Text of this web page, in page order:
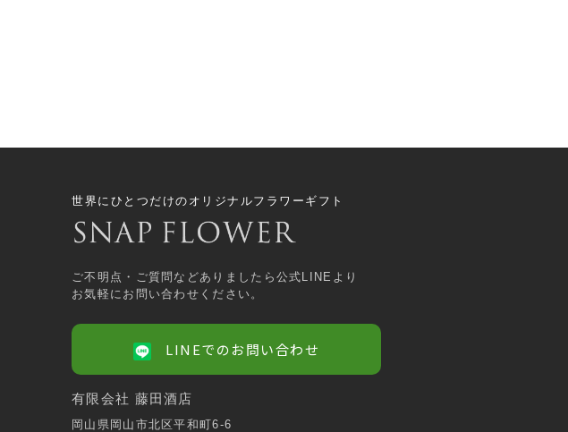
世界にひとつだけのオリジナルフラワーギフト
ご不明点・ご質問などありましたら公式LINEより
お気軽にお問い合わせください。
LINEでのお問い合わせ
有限会社 藤田酒店
岡山県岡山市北区平和町6-6